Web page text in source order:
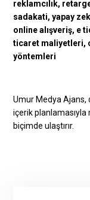
Umur Medya
içerik planlamasıyla
biçimde ulaştırır.